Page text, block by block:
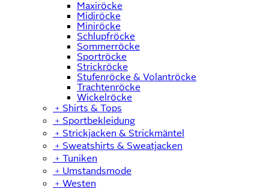
Maxiröcke
Midiröcke
Miniröcke
Schlupfröcke
Sommerröcke
Sportröcke
Strickröcke
Stufenröcke & Volantröcke
Trachtenröcke
Wickelröcke
﹢ Shirts & Tops
﹢ Sportbekleidung
﹢ Strickjacken & Strickmäntel
﹢ Sweatshirts & Sweatjacken
﹢ Tuniken
﹢ Umstandsmode
﹢ Westen